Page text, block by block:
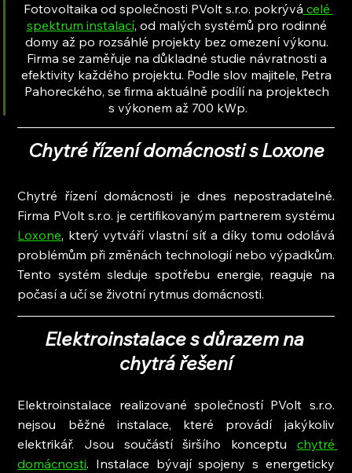
Fotovoltaika od společnosti PVolt s.r.o. pokrývá celé
spektrum instalací, od malých systémů pro rodinné
domy až po rozsáhlé projekty bez omezení výkonu.
Firma se zaměřuje na důkladné studie návratnosti a
efektivity každého projektu. Podle slov majitele, Petra
Pahoreckého, se firma aktuálně podílí na projektech
s výkonem až 700 kWp.
Chytré řízení domácnosti s Loxone
Chytré řízení domácnosti je dnes nepostradatelné.
Loxone, který vytváří vlastní síť a díky tomu odolává
problémům při změnách technologií nebo výpadkům.
Tento systém sleduje spotřebu energie, reaguje na
počasí a učí se životní rytmus domácnosti.
Elektroinstalace s důrazem na
chytrá řešení
Elektroinstalace realizované společností PVolt s.r.o.
nejsou běžné instalace, které provádí jakýkoliv
elektrikář. Jsou součástí širšího konceptu chytré
domácnosti. Instalace bývají spojeny s energeticky